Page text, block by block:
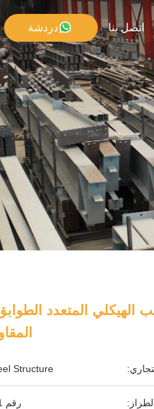
اتصل بنا دردشة
الهيكلي المتعدد
Structure
رقم MS7501